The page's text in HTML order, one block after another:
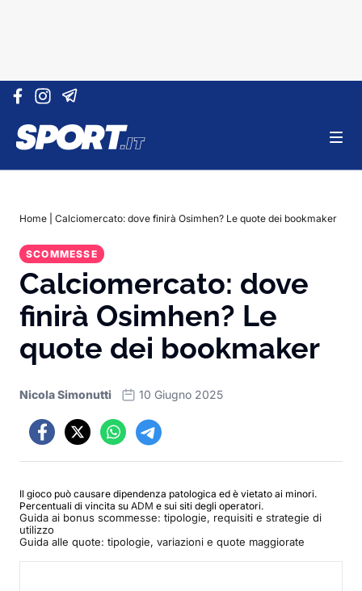
Vai al contenuto
Home Calciomercato: dove finirà Osimhen? Le quote dei bookmaker
SCOMMESSE
Calciomercato: dove
finirà Osimhen? Le
quote dei bookmaker
Nicola Simonutti 10 Giugno 2025
Il gioco può causare dipendenza patologica ed è vietato ai minori.
Percentuali di vincita su ADM e sui siti degli operatori.
Guida ai bonus scommesse: tipologie, requisiti e strategie di
utilizzo
Guida alle quote: tipologie, variazioni e quote maggiorate